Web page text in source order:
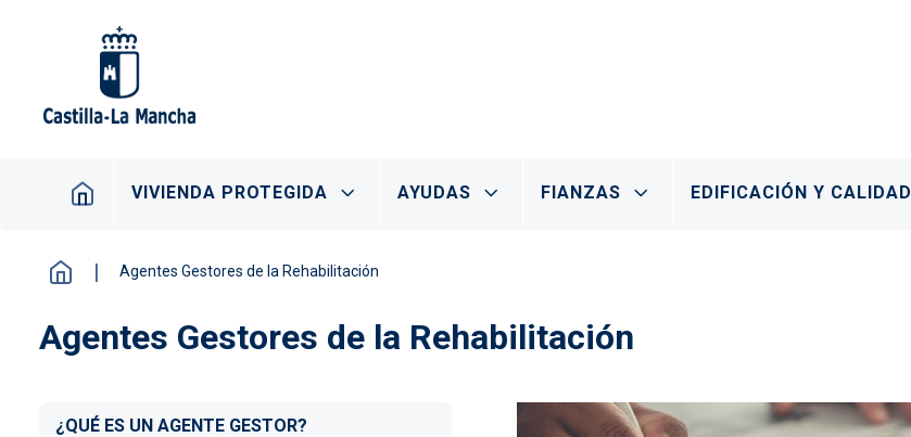
Navegación principal
VIVIENDA PROTEGIDA AYUDAS FIANZAS EDIFICACIÓN Y CALIDAD
Agentes Gestores de la Rehabilitación
Agentes Gestores de la Rehabilitación
¿QUÉ ES UN AGENTE GESTOR?